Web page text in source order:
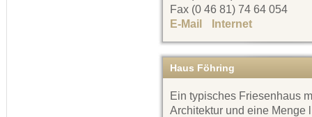
Fax (0 46 81) 74 64 054
E-Mail
Internet
Haus Föhring
Ein typisches Friesenhaus
Architektur und eine Menge